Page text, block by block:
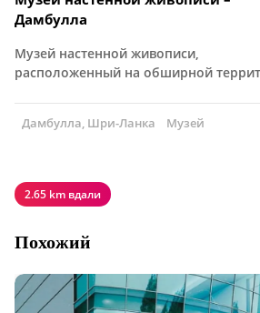
Дамбулла
Музей настенной живописи,
расположенный на обширной
Дамбулла, Шри-Ланка Музей
2.65 km вдали
Похожий